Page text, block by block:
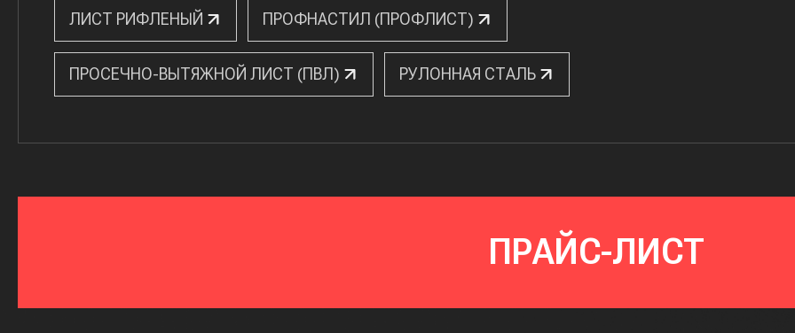
ЛИСТ РИФЛЕНЫЙ ПРОФНАСТИЛ (ПРОФЛИСТ)
ПРОСЕЧНО-ВЫТЯЖНОЙ ЛИСТ (ПВЛ) РУЛОННАЯ СТАЛЬ
ПРАЙС-ЛИСТ